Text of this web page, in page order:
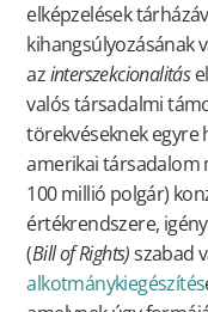
elképzelések
kihangsúlyozásának
azinterszekcionalitás
valós társadalmi
törekvéseknek
amerikai társadalom
100 millió polgár)
értékrendszere,
(Bill of Rights)szabad
alkotmánykiegészítés